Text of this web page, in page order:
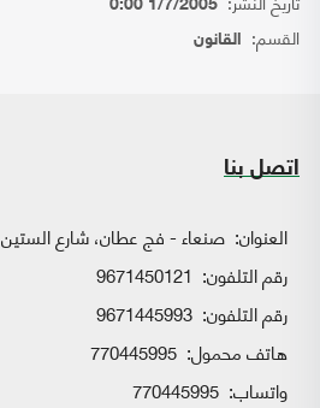
1/7/2005 0:00
القسم: القانون
اتصل بنا
العنوان: صنعاء - فج عطان، شارع الستين
رقم التلفون: 9671450121
رقم التلفون: 9671445993
هاتف محمول: 770445995
واتساب: